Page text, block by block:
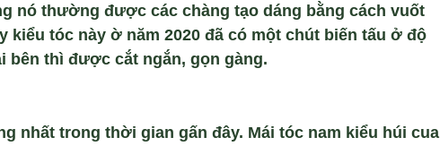
nó thường được các chàng tạo dáng bằng cách vuốt
tóc này ờ năm 2020 đã có một chút biến tấu ở độ
bên thì được cắt ngắn, gọn gàng.
nhất trong thời gian gấn đây. Mái tóc nam kiểu húi cua